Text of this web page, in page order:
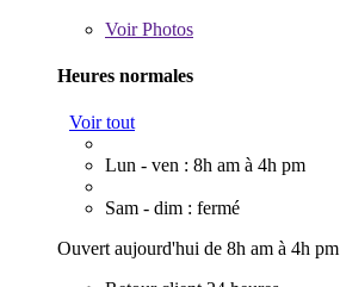
VoirPhotos
Heures normales
Voir tout
Lun - ven : 8h am à 4h pm
Sam - dim : fermé
Ouvert aujourd'hui de 8h am à 4h pm